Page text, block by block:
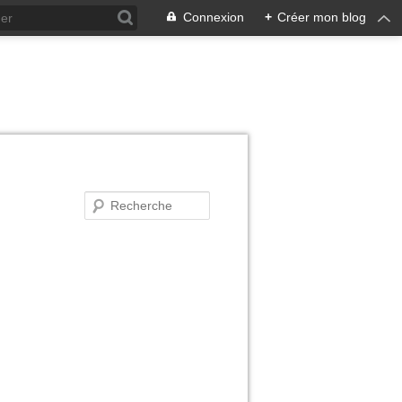
Connexion + Créer mon blog